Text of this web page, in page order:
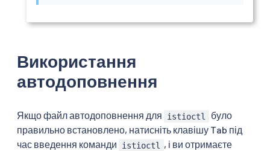
Використання
автодоповнення
Якщо файл автодоповнення для istioctl
було
правильно встановлено, натисніть клавішу Tab під
час введення команди
istioctl
, і ви отримаєте